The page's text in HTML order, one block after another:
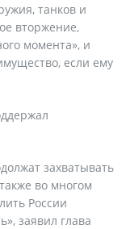
танков и
вторжение,
момента», и
если ему
захватывать
во многом
России
заявил глава